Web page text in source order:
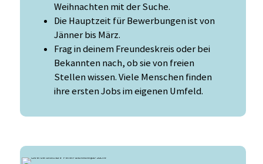
Weihnachten mit der Suche.
Die Hauptzeit für Bewerbungen ist von
Jänner bis März.
Frag in deinem Freundeskreis oder bei
Bekannten nach, ob sie von freien
Stellen wissen. Viele Menschen finden
ihre ersten Jobs im eigenen Umfeld.